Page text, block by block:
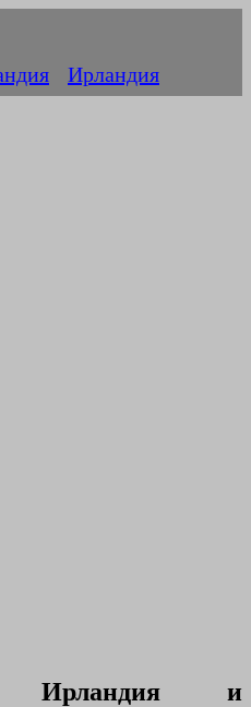
Ирландия
Ирландия и